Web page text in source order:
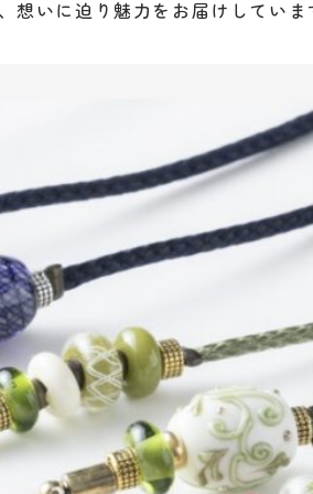
想いに迫り魅力をお届けしていま